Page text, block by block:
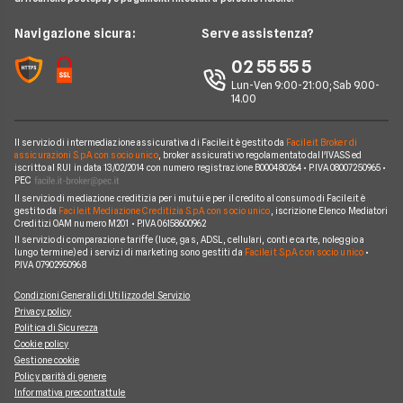
Redazione
Ufficio Stampa
Servizio Clienti
Reclami
Mappa del sito
Facile.it Corporate
Facile.it Club
Lavora in Facile.it We're hiring!
Noleggio lungo termine veicoli commerciali
Jeep
Cupra
Scoprile tutte
LEAPMOTOR B10 reev
AUDI SQ8
FORD Tourneo Courier
BMW Serie 3 SW
AUDI A3 Sportback
MINI Cooper
Scoprile tutte le offerte
Arval
Ayvens
UnipolRental
Tutte le compagnie
Navigazione sicura: Serve assistenza?
02 55 55 5
Lun-Ven 9:00-21:00; Sab 9.00-
14.00
Il servizio di intermediazione assicurativa di Facile.it è gestito da Facile.it Broker di
assicurazioni S.p.A. con socio unico, broker assicurativo regolamentato dall'IVASS ed
iscritto al RUI in data 13/02/2014 con numero registrazione B000480264 • P.IVA 08007250965 •
PEC
Il servizio di mediazione creditizia per i mutui e per il credito al consumo di Facile.it è
gestito da Facile.it Mediazione Creditizia S.p.A. con socio unico , iscrizione Elenco Mediatori
Creditizi OAM numero M201 • P.IVA 06158600962
Il servizio di comparazione tariffe (luce, gas, ADSL, cellulari, conti e carte, noleggio a
lungo termine) ed i servizi di marketing sono gestiti da Facile.it S.p.A. con socio unico•
P.IVA 07902950968
Condizioni Generali di Utilizzo del Servizio
Privacy policy
Politica di Sicurezza
Cookie policy
Gestione cookie
Policy parità di genere
Informativa precontrattule